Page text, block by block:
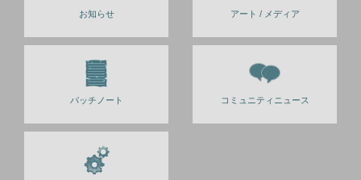
お知らせ アート / メディア
パッチノート コミュニティニュース